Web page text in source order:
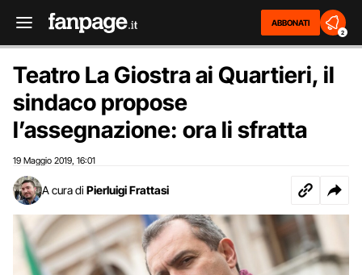
ABBONATI
2
Teatro La Giostra ai Quartieri, il
sindaco propose
l’assegnazione: ora li sfratta
19 Maggio 2019 16:01
A cura di Pierluigi Frattasi